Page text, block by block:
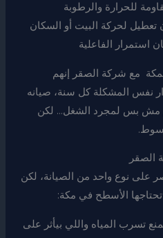
للحرارة والرطوبة
لحركة البيت أو السكان
استمرار الفاعلية
مع شركة الصقر إنهم
نفس المشكلة كل سنة، صيانه
مش بس لمجرد الشغل… لكن
الصقر
على نوع واحد من الصيانة، لكن
الأسطح في مكة:
تسرب المياه واللي بيأثر على